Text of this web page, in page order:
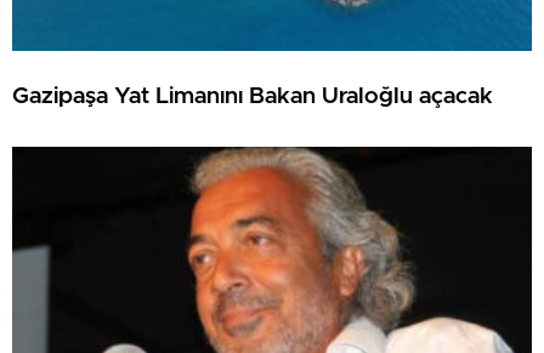
Gazipaşa Yat Limanını Bakan Uraloğlu açacak